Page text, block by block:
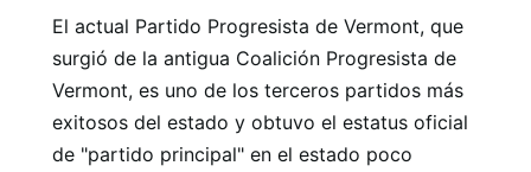
El actual Partido Progresista de Vermont, que
surgió de la antigua Coalición Progresista de
Vermont, es uno de los terceros partidos más
exitosos del estado y obtuvo el estatus oficial
de "partido principal" en el estado poco